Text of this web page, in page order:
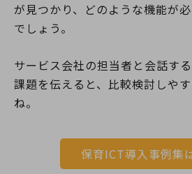
が見つかり、どのような機能が
でしょう。
サービス会社の担当者と会話す
課題を伝えると、比較検討しや
ね。
保育ICT導入事例集